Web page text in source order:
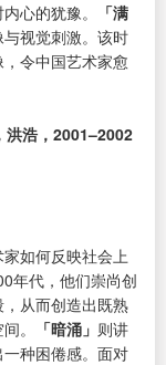
心的犹豫。
「满
视觉刺激。该时
令中国艺术家愈
洪浩，2001–2002
如何反映社会上
年代，他们崇尚创
从而创造出既熟
。
「暗涌」 则讲
种困倦感。面对